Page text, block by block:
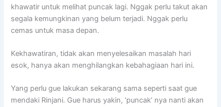
khawatir untuk melihat puncak lagi. Nggak perlu takut akan
segala kemungkinan yang belum terjadi. Nggak perlu
cemas untuk masa depan.
Kekhawatiran, tidak akan menyelesaikan masalah hari
esok, hanya akan menghilangkan kebahagiaan hari ini.
Yang perlu gue lakukan sekarang sama seperti saat gue
mendaki Rinjani. Gue harus yakin, ‘puncak’ nya nanti akan